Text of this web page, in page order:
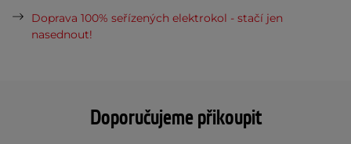
Doporučujeme přikoupit
Doprava 100% seřízených elektrokol - stačí jen
nasednout!